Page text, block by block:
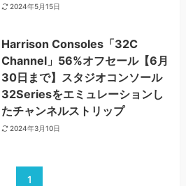
2024年5月15日
Harrison Consoles「32C
Channel」56%オフセール【6月
30日まで】スタジオコンソール
32Seriesをエミュレーションし
たチャンネルストリップ
2024年3月10日
1